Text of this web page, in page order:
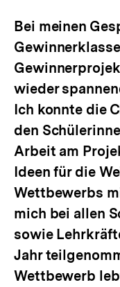
Bei meinen
wieder
Ich konnte die
den
Arbeit am
Ideen für die
Wettbewerbs
mich bei allen
sowie
Jahr
Wettbewerb